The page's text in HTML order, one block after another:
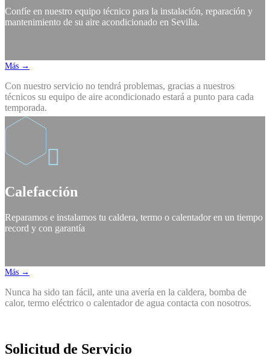
Confíe en nuestro equipo técnico para la instalación, reparación y
mantenimiento de su aire acondicionado en Sevilla.
Más →
Con nuestro servicio no tendrá problemas, gracias a nuestros
técnicos su equipo de aire acondicionado estará a punto para cada
temporada.

Calefacción
Reparamos e instalamos tu caldera, termo o calentador en un tiempo
record y con garantía
Más →
Nunca ha sido tan fácil, ante una avería en la caldera, bomba de
calor, termo eléctrico o calentador de agua contacta con nosotros.
Solicitud de Servicio